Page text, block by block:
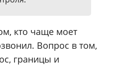
кто чаще моет
Вопрос в том,
границы и